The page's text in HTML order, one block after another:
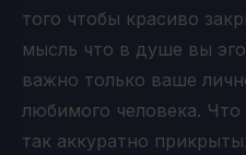
того чтобы красиво
мысль что в душе вы
важно только ваше
любимого человека. Что
так аккуратно